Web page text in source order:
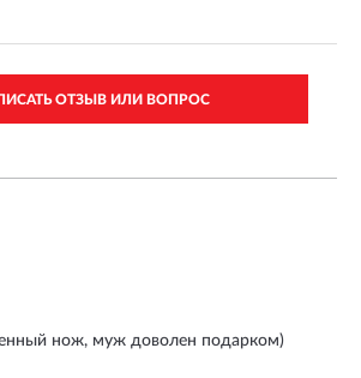
ОТЗЫВ ИЛИ ВОПРОС
нож, муж доволен подарком)